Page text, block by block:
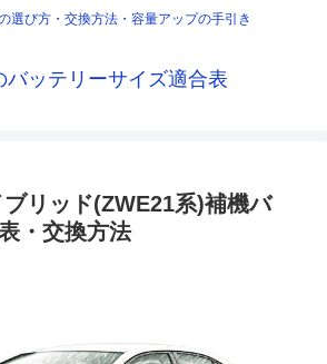
選び方・交換方法・容量アップの手引き
バッテリーサイズ適合表
リッド(ZWE21系)補機バ
・交換方法